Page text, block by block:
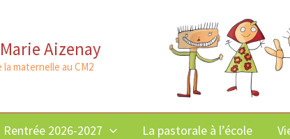
Aizenay
maternelle au CM2
Rentrée 2026-2027 La pastorale à l’école